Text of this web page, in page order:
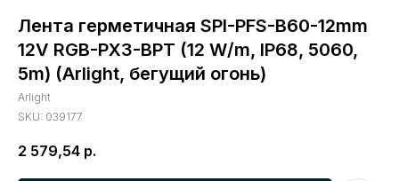
Лента герметичная SPI-PFS-B60-12mm
12V RGB-PX3-BPT (12 W/m, IP68, 5060,
5m) (Arlight, бегущий огонь)
Arlight
SKU: 039177
2 579,54 р.